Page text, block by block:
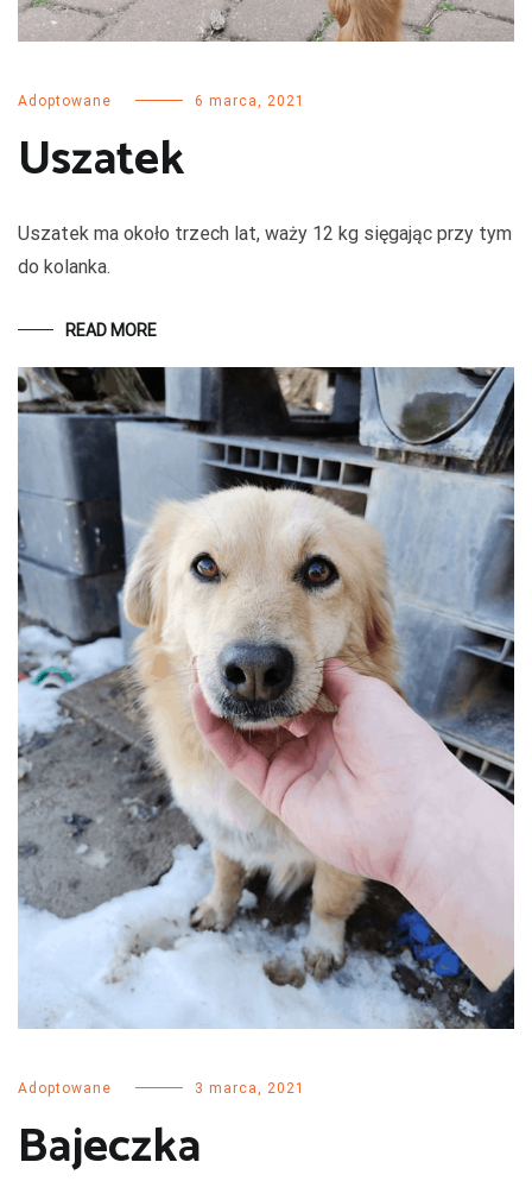
Adoptowane 6 marca, 2021
Uszatek
Uszatek ma około trzech lat, waży 12 kg sięgając przy tym
do kolanka.
READ MORE
Adoptowane 3 marca, 2021
Bajeczka